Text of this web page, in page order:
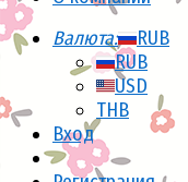
Валюта:
RUB
RUB
USD
THB
Вход